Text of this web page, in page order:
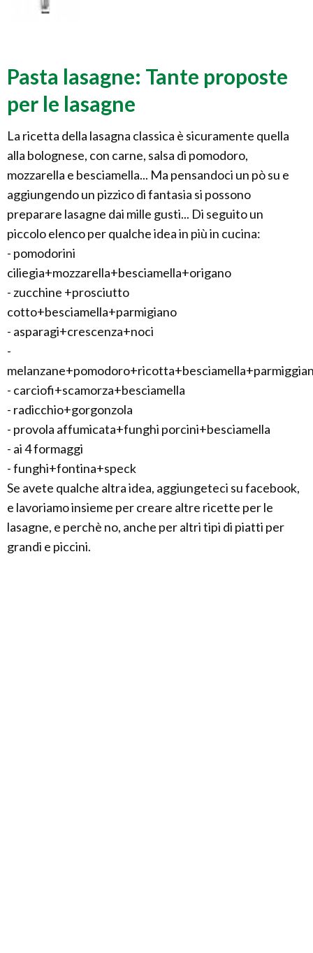
Pasta lasagne: Tante proposte
per le lasagne
La ricetta della lasagna classica è sicuramente quella
alla bolognese, con carne, salsa di pomodoro,
mozzarella e besciamella... Ma pensandoci un pò su e
aggiungendo un pizzico di fantasia si possono
preparare lasagne dai mille gusti... Di seguito un
piccolo elenco per qualche idea in più in cucina:
- pomodorini
ciliegia+mozzarella+besciamella+origano
- zucchine +prosciutto
cotto+besciamella+parmigiano
- asparagi+crescenza+noci
-
- carciofi+scamorza+besciamella
- radicchio+gorgonzola
- provola affumicata+funghi porcini+besciamella
- ai 4 formaggi
- funghi+fontina+speck
Se avete qualche altra idea, aggiungeteci su facebook,
e lavoriamo insieme per creare altre ricette per le
lasagne, e perchè no, anche per altri tipi di piatti per
grandi e piccini.